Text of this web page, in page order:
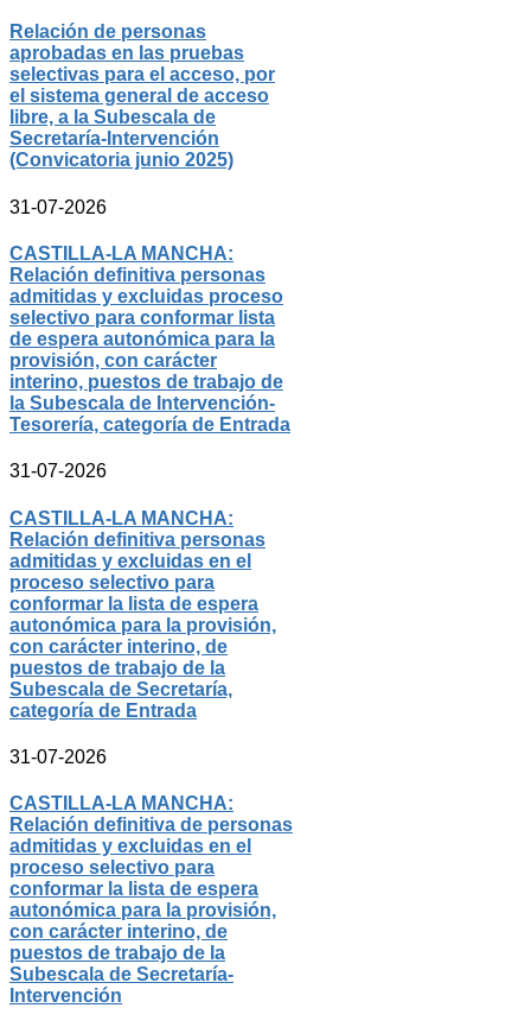
Relación de personas
aprobadas en las pruebas
selectivas para el acceso, por
el sistema general de acceso
libre, a la Subescala de
Secretaría-Intervención
(Convicatoria junio 2025)
31-07-2026
CASTILLA-LA MANCHA:
Relación definitiva personas
admitidas y excluidas proceso
selectivo para conformar lista
de espera autonómica para la
provisión, con carácter
interino, puestos de trabajo de
la Subescala de Intervención-
Tesorería, categoría de Entrada
31-07-2026
CASTILLA-LA MANCHA:
Relación definitiva personas
admitidas y excluidas en el
proceso selectivo para
conformar la lista de espera
autonómica para la provisión,
con carácter interino, de
puestos de trabajo de la
Subescala de Secretaría,
categoría de Entrada
31-07-2026
CASTILLA-LA MANCHA:
Relación definitiva de personas
admitidas y excluidas en el
proceso selectivo para
conformar la lista de espera
autonómica para la provisión,
con carácter interino, de
puestos de trabajo de la
Subescala de Secretaría-
Intervención